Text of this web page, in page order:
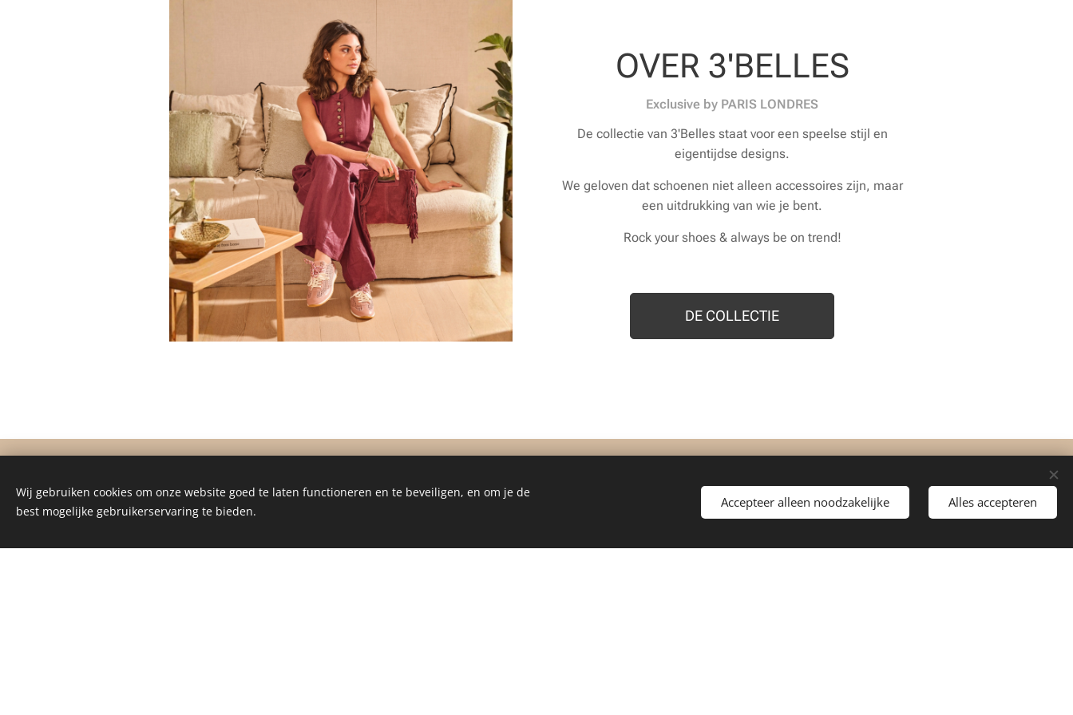
OVER 3'BELLES
Exclusive by PARIS LONDRES
De collectie van 3'Belles staat voor een speelse stijl en
eigentijdse designs.
We geloven dat schoenen niet alleen accessoires zijn, maar
een uitdrukking van wie je bent.
Rock your shoes & always be on trend!
DE COLLECTIE
HAVING A FAVOURITE BRAND IS LIKE
Wij gebruiken cookies om onze website goed te laten functioneren en te beveiligen, en om je de
best mogelijke gebruikerservaring te bieden.
Accepteer alleen noodzakelijke Alles accepteren